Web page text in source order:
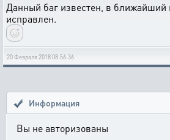
Данный баг известен, в ближайший
исправлен.
20 Февраля 2018 08:56:36
Информация
Вы не авторизованы